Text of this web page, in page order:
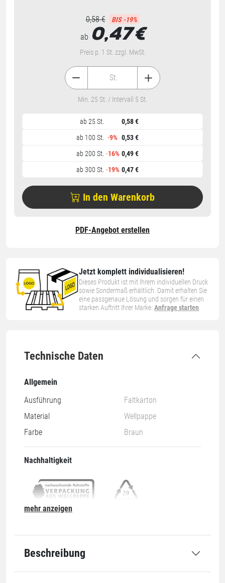
Jetzt komplett individualisieren!
Dieses Produkt ist mit Ihrem individuellen Druck
sowie Sondermaß erhältlich. Damit erhalten Sie
eine passgenaue Lösung und sorgen für einen
starken Auftritt Ihrer Marke.Anfrage starten
Technische Daten
Allgemein
Ausführung
Faltkarton
Material
Wellpappe
Farbe
Braun
Nachhaltigkeit
Abmessung
Länge innen
120 mm
mehr anzeigen
Beschreibung
0,58 € BIS -19%
ab 0,47€
Preis p. 1 St. zzgl. MwSt.
ab 25 St.
0,58 €
ab 100 St.
-9% 0,53 €
ab 200 St. -16% 0,49 €
ab 300 St. -19% 0,47 €
St.
Min. 25 St. / Intervall 5 St.
In den Warenkorb
PDF-Angebot erstellen